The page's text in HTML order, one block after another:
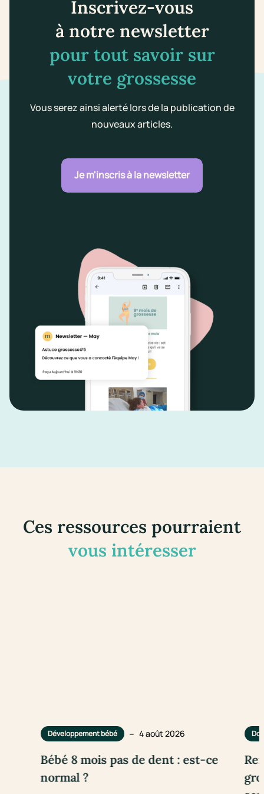
Inscrivez-vous
à notre newsletter
pour tout savoir sur
votre grossesse
Vous serez ainsi alerté lors de la publication de
nouveaux articles.
Je m'inscris à la newsletter
Ces ressources pourraient
vous intéresser
Développement bébé – 4 août 2026
Bébé 8 mois pas de dent : est-ce
normal ?